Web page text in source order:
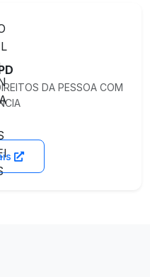
DA PESSOA COM